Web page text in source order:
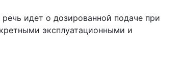
идет о дозированной подаче при
эксплуатационными и